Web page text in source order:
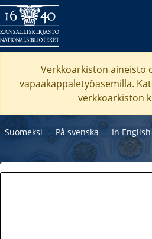
Verkkoarkiston aineisto
vapaakappaletyöasemilla.
verkkoarkiston
Suomeksi ― På svenska― In English